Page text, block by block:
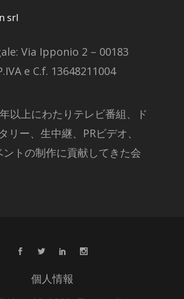
srl
Via Ipponio 2 – 00183
e C.f. 13648211004
以上にわたりテレビ番組、ド
リー、生中継、PRビデオ、
ントの制作に貢献してきた会
個人情報